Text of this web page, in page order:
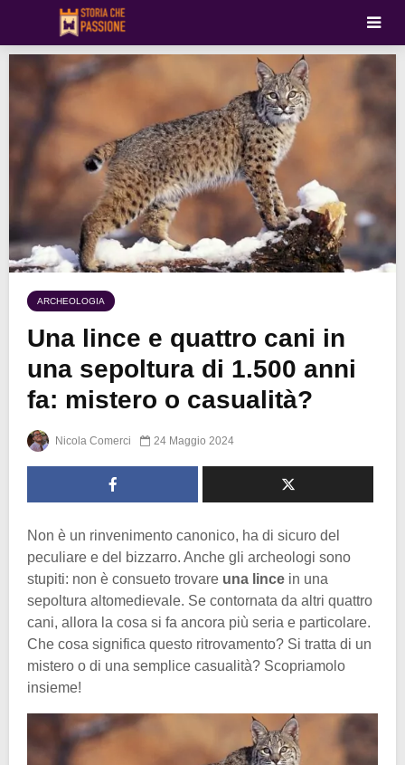
ARCHEOLOGIA
Una lince e quattro cani in
una sepoltura di 1.500 anni
fa: mistero o casualità?
Nicola Comerci 24 Maggio 2024
Non è un rinvenimento canonico, ha di sicuro del
peculiare e del bizzarro. Anche gli archeologi sono
stupiti: non è consueto trovare una lince in una
sepoltura altomedievale. Se contornata da altri quattro
cani, allora la cosa si fa ancora più seria e particolare.
Che cosa significa questo ritrovamento? Si tratta di un
mistero o di una semplice casualità? Scopriamolo
insieme!